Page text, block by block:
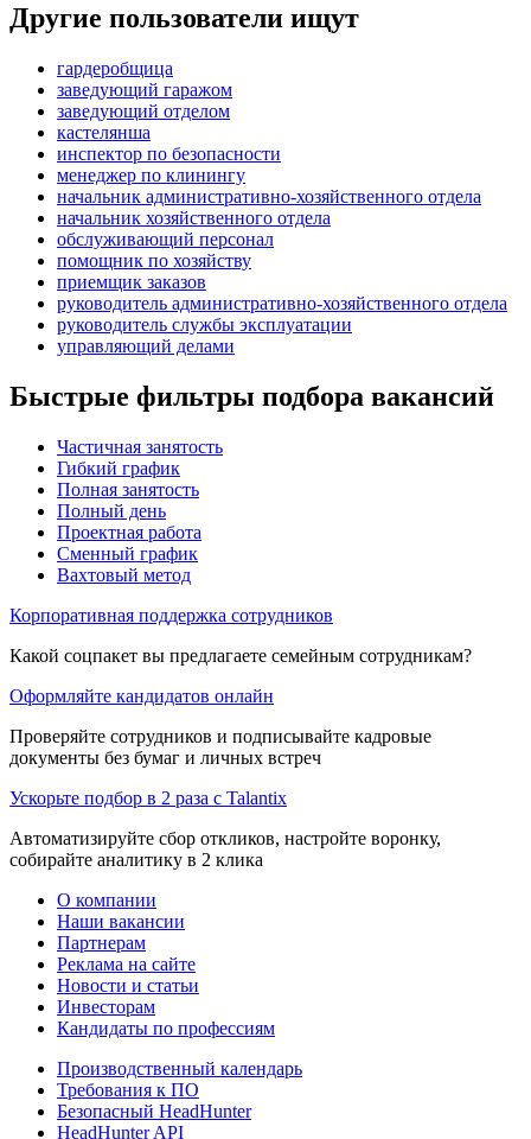
Другие пользователи ищут
гардеробщица
заведующий гаражом
заведующий отделом
кастелянша
инспектор по безопасности
менеджер по клинингу
начальник административно-хозяйственного отдела
начальник хозяйственного отдела
обслуживающий персонал
помощник по хозяйству
приемщик заказов
руководитель административно-хозяйственного отдела
руководитель службы эксплуатации
управляющий делами
Быстрые фильтры подбора вакансий
Частичная занятость
Гибкий график
Полная занятость
Полный день
Проектная работа
Сменный график
Вахтовый метод
Корпоративная поддержка сотрудников
Какой соцпакет вы предлагаете семейным сотрудникам?
Оформляйте кандидатов онлайн
Проверяйте сотрудников и подписывайте кадровые
документы без бумаг и личных встреч
Ускорьте подбор в 2 раза с Talantix
Автоматизируйте сбор откликов, настройте воронку,
собирайте аналитику в 2 клика
О компании
Наши вакансии
Партнерам
Реклама на сайте
Новости и статьи
Инвесторам
Кандидаты по профессиям
Производственный календарь
Требования к ПО
Безопасный HeadHunter
HeadHunter API